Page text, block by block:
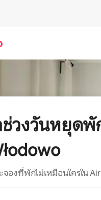
วงวันหยุด
องที่พักไม่เหมือนใครใน